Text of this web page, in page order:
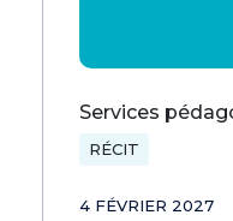
Services
RÉCIT
4 FÉVRIER 2027